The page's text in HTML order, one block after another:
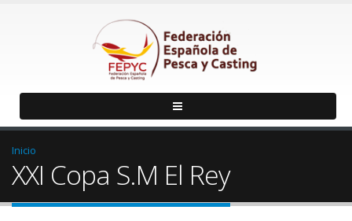
Inicio
XXI Copa S.M El Rey